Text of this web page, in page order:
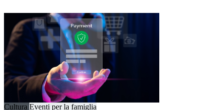
Cultura Eventi per la famiglia